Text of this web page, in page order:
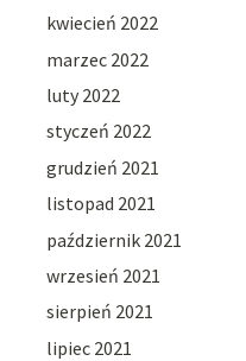
kwiecień 2022
marzec 2022
luty 2022
styczeń 2022
grudzień 2021
listopad 2021
październik 2021
wrzesień 2021
sierpień 2021
lipiec 2021